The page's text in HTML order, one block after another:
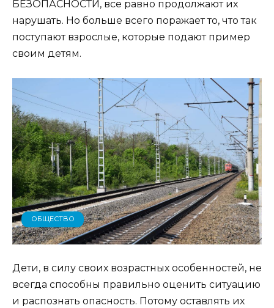
БЕЗОПАСНОСТИ, все равно продолжают их
нарушать. Но больше всего поражает то, что так
поступают взрослые, которые подают пример
своим детям.
ОБЩЕСТВО
Дети, в силу своих возрастных особенностей, не
всегда способны правильно оценить ситуацию
и распознать опасность. Потому оставлять их